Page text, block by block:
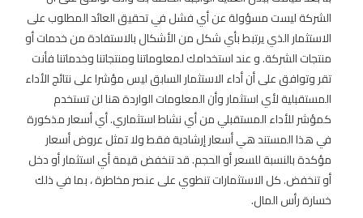
الشركة ليست مسؤولة عن أي فشل في تحقيق العائد المطلوب على
الاستثمار الذي يرتبط بأي شكل من الأشكال بالاستفادة من خدمات أو
منتجات الشركة. و عند استخدامك لمعلوماتنا ومنتجاتنا وخدماتنا فأنت
تقر وتوافق على أن أداء الاستثمار السابق ليس مؤشرا على نتائج الأداء
المستقبلية لأي استثمار وأن المعلومات الواردة هنا لن تستخدم
كمؤشر للأداء المستقبلي من أي نشاط استثماري. أي أسعار مذكورة
في هذا المستند هي أسعار إرشادية فقط ولا تمثل عروض أسعار
مؤكدة بالنسبة للسعر أو الحجم. قد تنخفض قيمة أي استثمار أو دخل
أو تنخفض. كل الاستثمارات تنطوي على عنصر مخاطرة ، بما في ذلك
خسارة رأس المال.